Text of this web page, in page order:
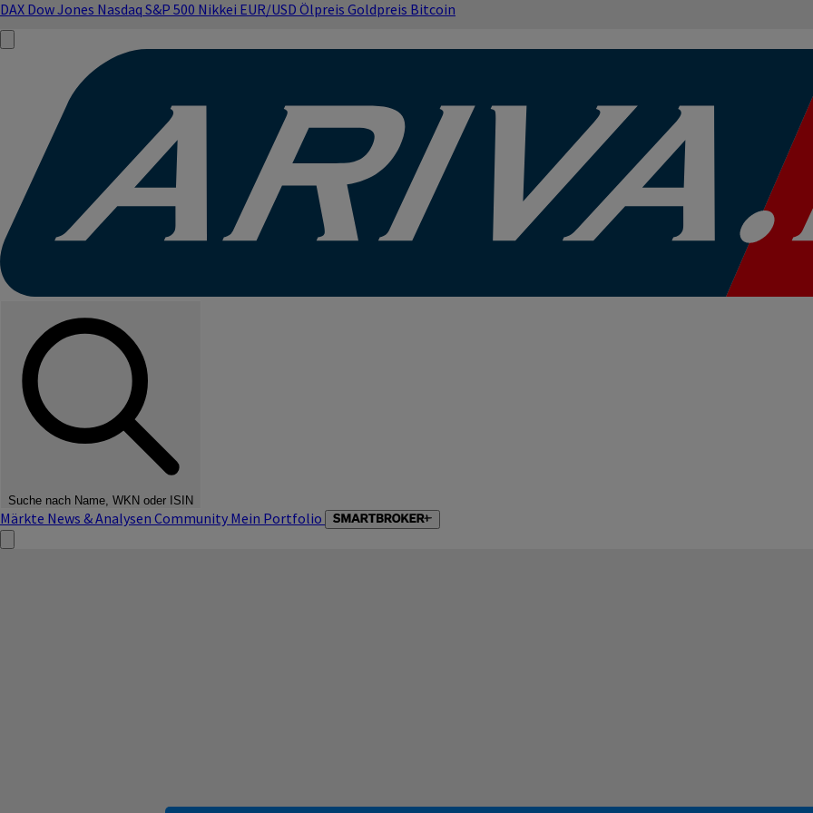
DAX Dow Jones Nasdaq S&P 500 Nikkei EUR/USD Ölpreis Goldpreis Bitcoin
Suche nach Name, WKN oder ISIN
Märkte News & Analysen Community Mein Portfolio